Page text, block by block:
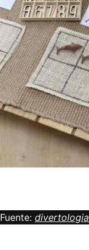
Fuente: divertologia